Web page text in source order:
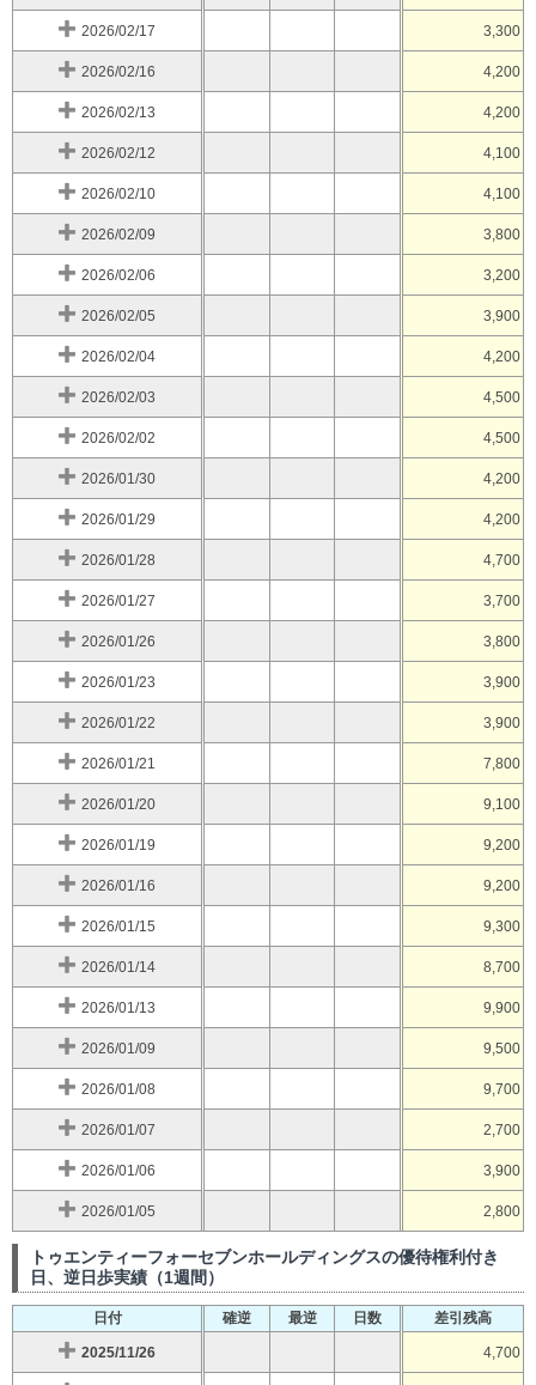
2026/02/17 3,300
2026/02/16 4,200
2026/02/13 4,200
2026/02/12 4,100
2026/02/10 4,100
2026/02/09 3,800
2026/02/06 3,200
2026/02/05 3,900
2026/02/04 4,200
2026/02/03 4,500
2026/02/02 4,500
2026/01/30 4,200
2026/01/29 4,200
2026/01/28 4,700
2026/01/27 3,700
2026/01/26 3,800
2026/01/23 3,900
2026/01/22 3,900
2026/01/21 7,800
2026/01/20 9,100
2026/01/19 9,200
2026/01/16 9,200
2026/01/15 9,300
2026/01/14 8,700
2026/01/13 9,900
2026/01/09 9,500
2026/01/08 9,700
2026/01/07 2,700
2026/01/06 3,900
2026/01/05 2,800
トゥエンティーフォーセブンホールディングスの優待権利付き
日、逆日歩実績（1週間）
日付 確逆 最逆 日数 差引残高
2025/11/26 4,700